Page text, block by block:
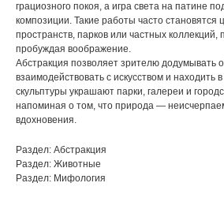
грациозного покоя, а игра света на патине
композиции. Такие работы часто становятся
пространств, парков или частных коллекций,
пробуждая воображение.
Абстракция позволяет зрителю додумывать
взаимодействовать с искусством и находить
скульптуры украшают парки, галереи и
напоминая о том, что природа —
вдохновения.
Раздел: Абстракция
Раздел: Животные
Раздел: Мифология